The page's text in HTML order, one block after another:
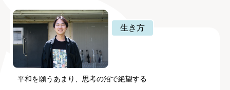
生き方
平和を願うあまり、思考の沼で絶望する